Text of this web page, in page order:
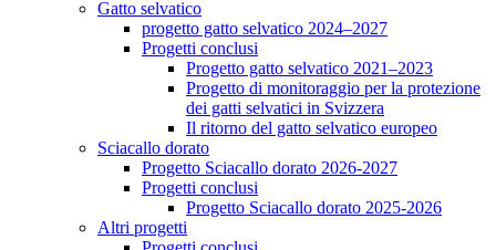
Gatto selvatico
progetto gatto selvatico 2024–2027
Progetti conclusi
Progetto gatto selvatico 2021–2023
Progetto di monitoraggio per la protezione
dei gatti selvatici in Svizzera
Il ritorno del gatto selvatico europeo
Sciacallo dorato
Progetto Sciacallo dorato 2026-2027
Progetti conclusi
Progetto Sciacallo dorato 2025-2026
Altri progetti